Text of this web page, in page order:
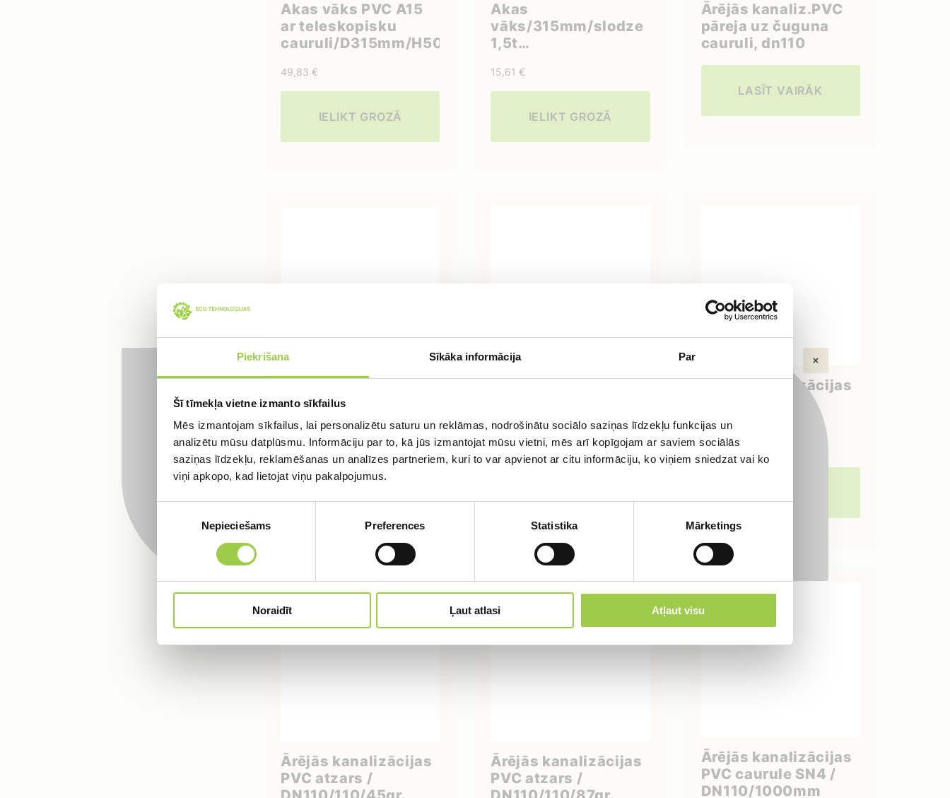
Piekrišana Sīkāka informācija Par
Šī tīmekļa vietne izmanto sīkfailus
Mēs izmantojam sīkfailus, lai personalizētu saturu un reklāmas, nodrošinātu sociālo saziņas līdzekļu funkcijas un
analizētu mūsu datplūsmu. Informāciju par to, kā jūs izmantojat mūsu vietni, mēs arī kopīgojam ar saviem sociālās
saziņas līdzekļu, reklamēšanas un analīzes partneriem, kuri to var apvienot ar citu informāciju, ko viņiem sniedzat vai ko
viņi apkopo, kad lietojat viņu pakalpojumus.
Nepieciešams Preferences Statistika Mārketings
Noraidīt Ļaut atlasi Atļaut visu
Akas vāks PVC A15
ar teleskopisku
cauruli/D315mm/H500mm
49,83 €
IELIKT GROZĀ
Akas
vāks/315mm/slodze
1,5t
15,61 €
IELIKT GROZĀ
Ārējās kanaliz.PVC
pāreja uz čuguna
cauruli, dn110
LASĪT VAIRĀK
pāreja uz čuguna
cauruli, dn160
LASĪT VAIRĀK
DN110
0,94 €
Ārējās kanalizācijas
DN160
2,11€
Ārējās kanalizācijas
PVC atzars /
Ārējās kanalizācijas
PVC atzars /
Ārējās kanalizācijas
PVC caurule SN4 /
DN110/1000mm
Pierakstieties uz bezmaksas konsultāciju!
Aizpildi formu un mēs sazināsimies ar Jums,
lai detalizēti apspriestu Jūsu pieprasījumu